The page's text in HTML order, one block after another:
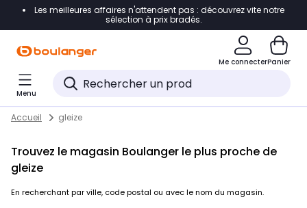
Accéder directement à la navigation
Accéder directement au pied de page
Accéder directement au chatbot
Les meilleures affaires n'attendent pas : découvrez vite notre
sélection à prix bradés.
Me connecterPanier
Menu
Skip to content
Return to Nav
Accueil gleize
Trouvez le magasin Boulanger le plus proche de
gleize
En recherchant par ville, code postal ou avec le nom du magasin.